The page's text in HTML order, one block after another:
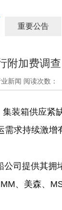
重要公告
附加费调查
新闻 阅读次数：
装箱供应紧
求持续激增
公司提供其拥
、美森、